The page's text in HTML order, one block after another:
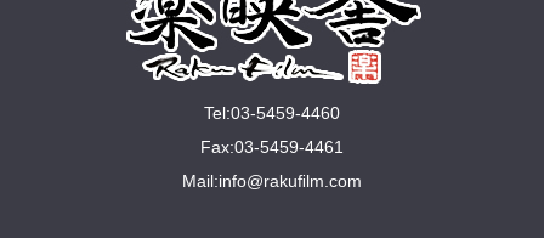
Tel:03-5459-4460
Fax:03-5459-4461
Mail:info@rakuﬁlm.com